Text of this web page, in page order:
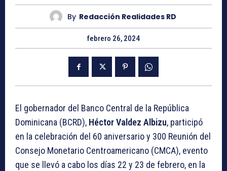
By Redacción Realidades RD
febrero 26, 2024
El gobernador del Banco Central de la República
Dominicana (BCRD), Héctor Valdez Albizu, participó
en la celebración del 60 aniversario y 300 Reunión del
Consejo Monetario Centroamericano (CMCA), evento
que se llevó a cabo los días 22 y 23 de febrero, en la